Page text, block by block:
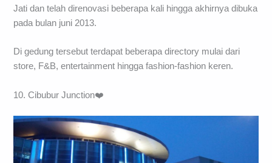
Jati dan telah direnovasi beberapa kali hingga akhirnya dibuka
pada bulan juni 2013.
Di gedung tersebut terdapat beberapa directory mulai dari
store, F&B, entertainment hingga fashion-fashion keren.
10. Cibubur Junction❤️